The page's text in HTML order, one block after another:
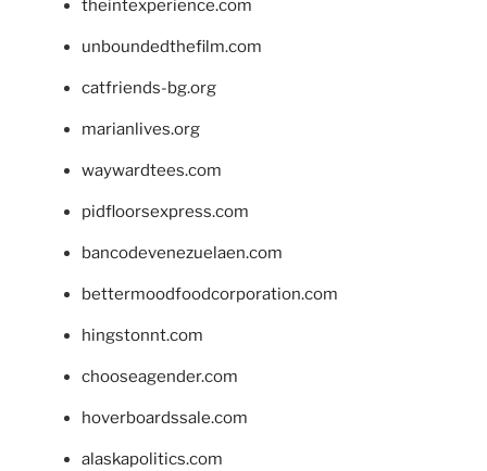
theintexperience.com
unboundedthefilm.com
catfriends-bg.org
marianlives.org
waywardtees.com
pidfloorsexpress.com
bancodevenezuelaen.com
bettermoodfoodcorporation.com
hingstonnt.com
chooseagender.com
hoverboardssale.com
alaskapolitics.com